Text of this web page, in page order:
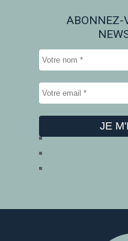
ABONNEZ-